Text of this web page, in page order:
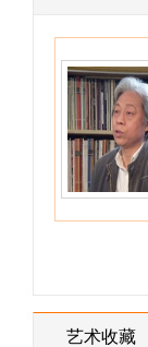
艺术收藏